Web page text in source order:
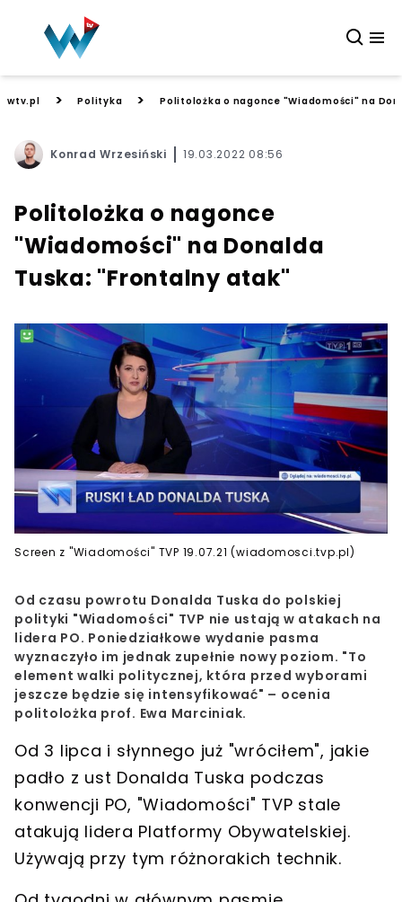
wtv.pl > Polityka > Politolożka o nagonce "Wiadomości" na
Konrad Wrzesiński 19.03.2022 08:56
Politolożka o nagonce
"Wiadomości" na Donalda
Tuska: "Frontalny atak"
Screen z "Wiadomości" TVP 19.07.21 (wiadomosci.tvp.pl)
Od czasu powrotu Donalda Tuska do polskiej
polityki "Wiadomości" TVP nie ustają w atakach na
lidera PO. Poniedziałkowe wydanie pasma
wyznaczyło im jednak zupełnie nowy poziom. "To
element walki politycznej, która przed wyborami
jeszcze będzie się intensyfikować" – ocenia
politolożka prof. Ewa Marciniak.
Od 3 lipca i słynnego już "wróciłem", jakie
padło z ust Donalda Tuska podczas
konwencji PO, "Wiadomości" TVP stale
atakują lidera Platformy Obywatelskiej.
Używają przy tym różnorakich technik.